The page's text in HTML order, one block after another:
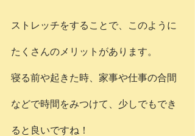
ストレッチをすることで、このように
たくさんのメリットがあります。
寝る前や起きた時、家事や仕事の合間
などで時間をみつけて、少しでもでき
ると良いですね！